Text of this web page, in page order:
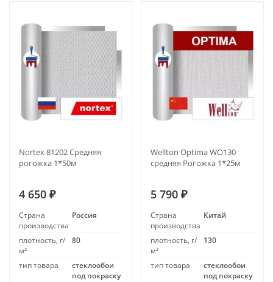
Nortex 81202 Средняя
рогожка 1*50м
4 650 ₽
Страна
производства
Россия
плотность, г/
м²
80
тип товара
стеклообои
под покраску
Wellton Optima WO130
средняя Рогожка 1*25м
5 790 ₽
Страна
производства
Китай
плотность, г/
м²
130
тип товара
стеклообои
под покраску